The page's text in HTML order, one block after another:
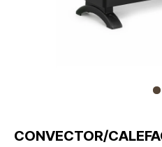
CONVECTOR/